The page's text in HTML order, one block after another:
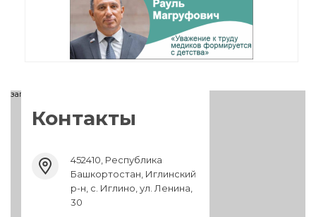
загрузка карты...
Контакты
452410, Республика
Башкортостан, Иглинский
р-н, с. Иглино, ул. Ленина,
30